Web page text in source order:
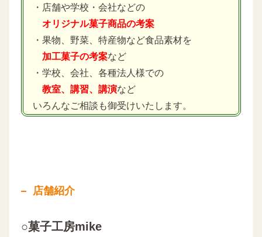
・店舗や学校・会社などの
オリジナル菓子商品の考案
・果物、野菜、特産物など食品素材を
加工菓子の考案など
・学校、会社、各種法人様での
教室、講習、講演など
いろんなご相談も御受けいたします。
店舗紹介
○菓子工房mike